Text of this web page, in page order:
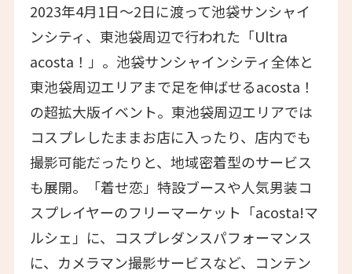
2023年4月1日〜2日に渡って池袋サンシャイ
ンシティ、東池袋周辺で行われた「Ultra
acosta！」。池袋サンシャインシティ全体と
東池袋周辺エリアまで足を伸ばせるacosta！
の超拡大版イベント。東池袋周辺エリアでは
コスプレしたままお店に入ったり、店内でも
撮影可能だったりと、地域密着型のサービス
も展開。「着せ恋」特設ブースや人気男装コ
スプレイヤーのフリーマーケット「acosta!マ
ルシェ」に、コスプレダンスパフォーマンス
に、カメラマン撮影サービスなど、コンテン